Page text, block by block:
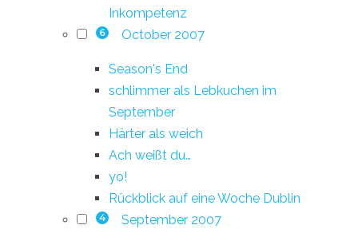
Inkompetenz
6 October 2007
Season's End
schlimmer als Lebkuchen im
September
Härter als weich
Ach weißt du…
yo!
Rückblick auf eine Woche Dublin
4 September 2007